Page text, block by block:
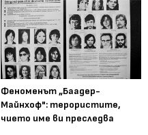
Феноменът „Баадер-
Майнхоф": терористите,
чието име ви преследва